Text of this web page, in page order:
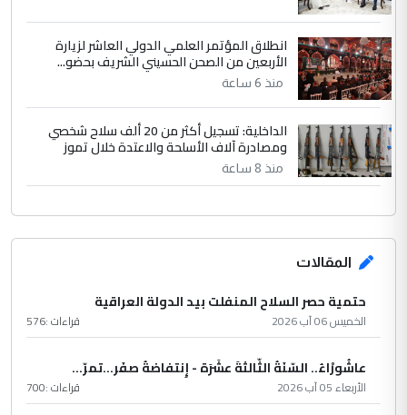
انطلاق المؤتمر العلمي الدولي العاشر لزيارة
الأربعين من الصحن الحسيني الشريف بحضو...
منذ 6 ساعة
الداخلية: تسجيل أكثر من 20 ألف سلاح شخصي
ومصادرة آلاف الأسلحة والاعتدة خلال تموز
منذ 8 ساعة
المقالات
حتمية حصر السلاح المنفلت بيد الدولة العراقية
الخميس 06 آب 2026 قراءات :576
عاشُورْاءُ.. السّنَةُ الثّالثةَ عشَرَة - إِنتفاضةُ صفَر…تمرّ...
الأربعاء 05 آب 2026 قراءات :700